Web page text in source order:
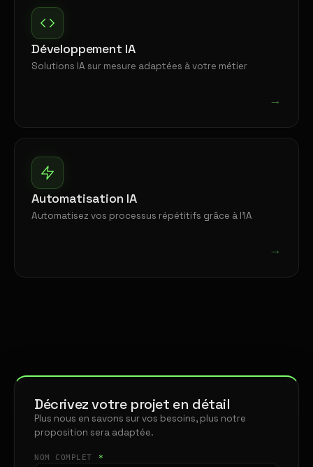
Développement IA
Solutions IA sur mesure adaptées à votre métier
→
Automatisation IA
Automatisez vos processus répétitifs grâce à l'IA
→
Décrivez votre projet en détail
Plus nous en savons sur vos besoins, plus notre
proposition sera adaptée.
NOM COMPLET *